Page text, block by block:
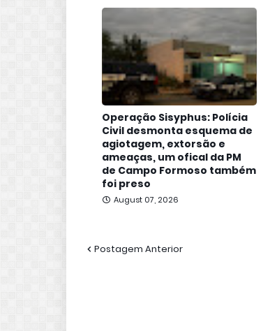
Operação Sisyphus: Polícia
Civil desmonta esquema de
agiotagem, extorsão e
ameaças, um ofical da PM
de Campo Formoso também
foi preso
August 07, 2026
Postagem Anterior